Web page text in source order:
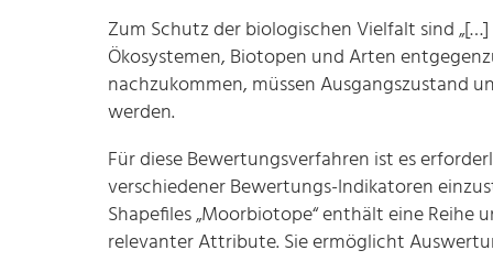
Zum Schutz der biologischen Vielfalt sind
Ökosystemen, Biotopen und Arten
nachzukommen, müssen Ausgangszustand
werden.
Für diese Bewertungsverfahren ist es
verschiedener Bewertungs-Indikatoren
Shapefiles „Moorbiotope“ enthält eine
relevanter Attribute. Sie ermöglicht